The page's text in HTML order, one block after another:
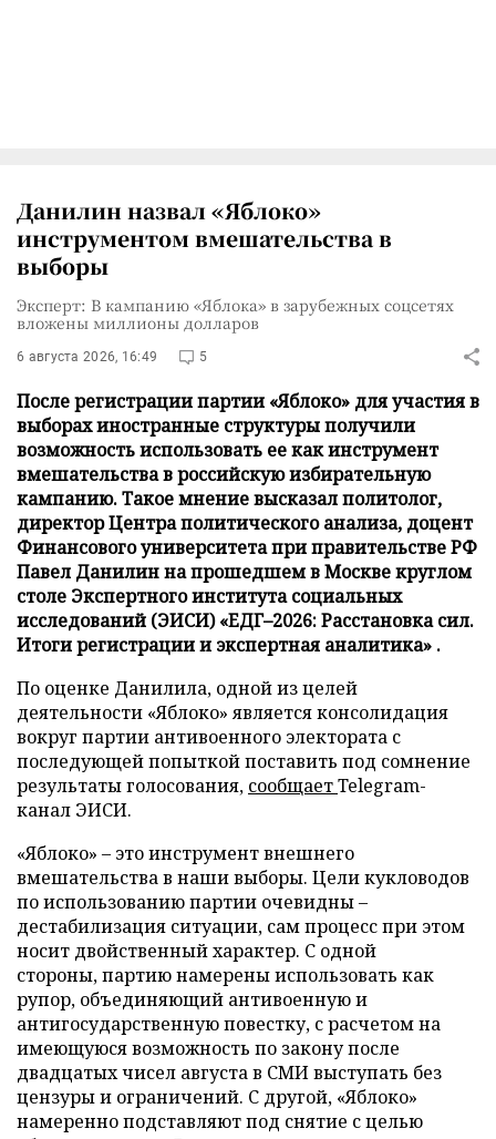
Данилин назвал «Яблоко»
инструментом вмешательства в
выборы
Эксперт: В кампанию «Яблока» в зарубежных соцсетях
вложены миллионы долларов
6 августа 2026, 16:49 5
После регистрации партии «Яблоко» для участия в
выборах иностранные структуры получили
возможность использовать ее как инструмент
вмешательства в российскую избирательную
кампанию. Такое мнение высказал политолог,
директор Центра политического анализа, доцент
Финансового университета при правительстве РФ
Павел Данилин на прошедшем в Москве круглом
столе Экспертного института социальных
исследований (ЭИСИ) «ЕДГ–2026: Расстановка сил.
Итоги регистрации и экспертная аналитика» .
По оценке Данилила, одной из целей
деятельности «Яблоко» является консолидация
вокруг партии антивоенного электората с
последующей попыткой поставить под сомнение
результаты голосования, сообщаетTelegram-
канал ЭИСИ.
«Яблоко» – это инструмент внешнего
вмешательства в наши выборы. Цели кукловодов
по использованию партии очевидны –
дестабилизация ситуации, сам процесс при этом
носит двойственный характер. С одной
стороны, партию намерены использовать как
рупор, объединяющий антивоенную и
антигосударственную повестку, с расчетом на
имеющуюся возможность по закону после
двадцатых чисел августа в СМИ выступать без
цензуры и ограничений. С другой, «Яблоко»
намеренно подставляют под снятие с целью